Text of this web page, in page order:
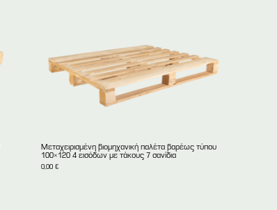
Μεταχειρισμένη βιομηχανική παλέτα βαρέως τύπου
100×120 4 εισόδων με τάκους 7 σανίδια
0,00€